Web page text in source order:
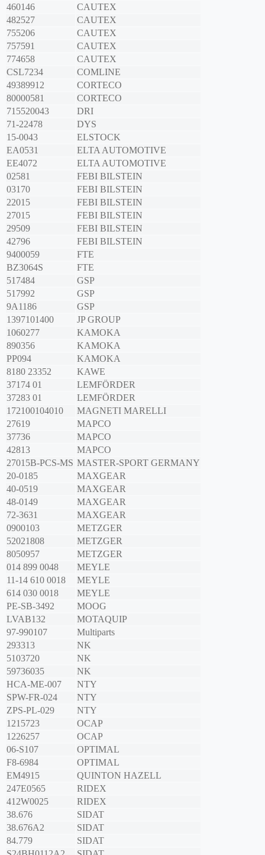
460146
CAUTEX
482527
CAUTEX
755206
CAUTEX
757591
CAUTEX
774658
CAUTEX
CSL7234
COMLINE
49389912
CORTECO
80000581
CORTECO
715520043
DRI
71-22478
DYS
15-0043
ELSTOCK
EA0531
ELTA AUTOMOTIVE
EE4072
ELTA AUTOMOTIVE
02581
FEBI BILSTEIN
03170
FEBI BILSTEIN
22015
FEBI BILSTEIN
27015
FEBI BILSTEIN
29509
FEBI BILSTEIN
42796
FEBI BILSTEIN
9400059
FTE
BZ3064S
FTE
517484
GSP
517992
GSP
9A1186
GSP
1397101400
JP GROUP
1060277
KAMOKA
890356
KAMOKA
PP094
KAMOKA
8180 23352
KAWE
37174 01
LEMFÖRDER
37283 01
LEMFÖRDER
172100104010
MAGNETI MARELLI
27619
MAPCO
37736
MAPCO
42813
MAPCO
27015B-PCS-MS MASTER-SPORT GERMANY
20-0185
MAXGEAR
40-0519
MAXGEAR
48-0149
MAXGEAR
72-3631
MAXGEAR
0900103
METZGER
52021808
METZGER
8050957
METZGER
014 899 0048
MEYLE
11-14 610 0018
MEYLE
614 030 0018
MEYLE
PE-SB-3492
MOOG
LVAB132
MOTAQUIP
97-990107
Multiparts
293313
NK
5103720
NK
59736035
NK
HCA-ME-007
NTY
SPW-FR-024
NTY
ZPS-PL-029
NTY
1215723
OCAP
1226257
OCAP
06-S107
OPTIMAL
F8-6984
OPTIMAL
EM4915
QUINTON HAZELL
247E0565
RIDEX
412W0025
RIDEX
38.676
SIDAT
38.676A2
SIDAT
84.779
SIDAT